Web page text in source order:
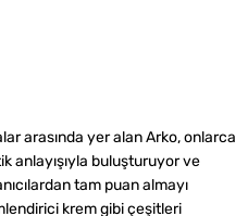
arasında yer alan Arko, onlarca
anlayışıyla buluşturuyor ve
tam puan almayı
krem gibi çeşitleri